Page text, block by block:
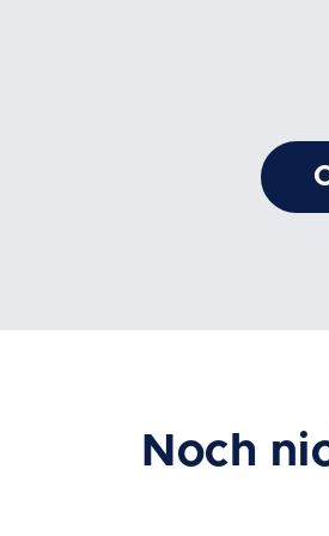
Noch